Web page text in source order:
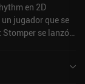
en 2D
jugador que se
se lanzó